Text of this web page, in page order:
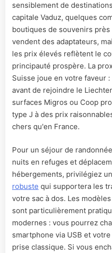
sensiblement de
capitale Vaduz, quelques
boutiques de souvenirs
vendent des adaptateurs,
les prix élevés reflètent le
principauté prospère. La
Suisse joue en votre faveur
avant de rejoindre le
surfaces Migros ou Coop
type J à des prix
chers qu'en France.
Pour un séjour de
nuits en refuges et
hébergements, privilégiez un
robuste qui supportera les
votre sac à dos. Les
sont particulièrement
modernes : vous pourrez
smartphone via USB et
prise classique. Si vous